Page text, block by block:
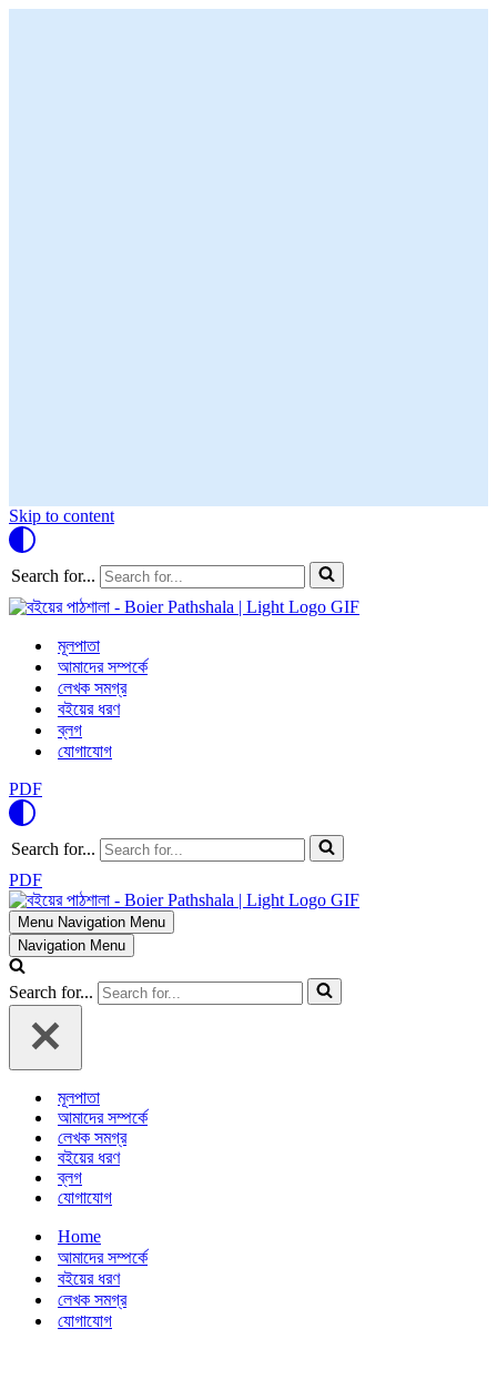
Skip to content
Search for...
মূলপাতা
আমাদের সম্পর্কে
লেখক সমগ্র
বইয়ের ধরণ
ব্লগ
যোগাযোগ
PDF
Search for...
PDF
Menu Navigation Menu
Navigation Menu
Search for...
মূলপাতা
আমাদের সম্পর্কে
লেখক সমগ্র
বইয়ের ধরণ
ব্লগ
যোগাযোগ
Home
আমাদের সম্পর্কে
বইয়ের ধরণ
লেখক সমগ্র
যোগাযোগ